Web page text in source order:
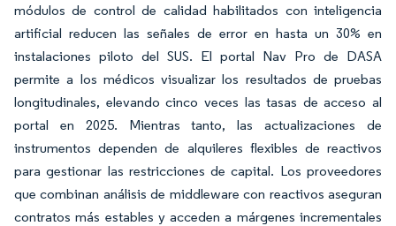
módulos de control de calidad habilitados con inteligencia
artificial reducen las señales de error en hasta un 30% en
instalaciones piloto del SUS. El portal Nav Pro de DASA
permite a los médicos visualizar los resultados de pruebas
longitudinales, elevando cinco veces las tasas de acceso al
portal en 2025. Mientras tanto, las actualizaciones de
instrumentos dependen de alquileres flexibles de reactivos
para gestionar las restricciones de capital. Los proveedores
que combinan análisis de middleware con reactivos aseguran
contratos más estables y acceden a márgenes incrementales